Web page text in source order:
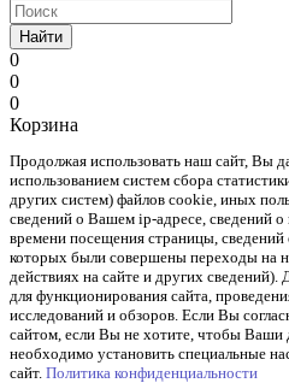
Найти
0
0
0
Корзина
Продолжая использовать наш cайт, Вы
использованием систем сбора
других систем) файлов cookie, иных
сведений о Вашем ip-адресе, сведений о
времени посещения страницы, сведений
которых были совершены переходы на
действиях на сайте и других
для функционирования сайта,
исследований и обзоров. Если Вы
сайтом, если Вы не хотите, чтобы Ваши
необходимо установить специальные
сайт. Политика конфиденциальности